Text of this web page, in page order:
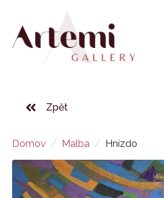
Zpět
Domov Malba Hnízdo